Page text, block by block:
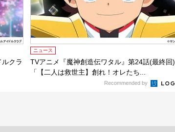
クラ
ニュース
TVアニメ『魔神創造伝ワタル』第24話(最終回)
「【二人は救世主】創れ！オレたち...
Recommended by